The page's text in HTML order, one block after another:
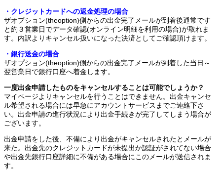
・クレジットカードへの返金処理の場合
ザオプション(theoption)側からの出金完了メールが到着後通常です
と約３営業日でデータ確認(オンライン明細を利用の場合)が取れま
す。内訳よりキャンセル扱いになった決済としてご確認頂けます。
・銀行送金の場合
ザオプション(theoption)側からの出金完了メールが到着した当日～
翌営業日で銀行口座へ着金します。
一度出金申請したものをキャンセルすることは可能でしょうか？
マイページよりキャンセルを行うことはできません。出金キャンセ
ル希望される場合には早急にアカウントサービスまでご連絡下さ
い。出金申請の進行状況により出金手続きが完了してしまう場合が
ございます。
出金申請をした後、不備により出金がキャンセルされたとメールが
来た。出金先のクレジットカードが未提出か認証がされてない場合
や出金先銀行口座詳細に不備がある場合にこのメールが送信されま
す。